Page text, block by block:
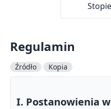
Regulamin
Źródło Kopia
I. Postanowienia